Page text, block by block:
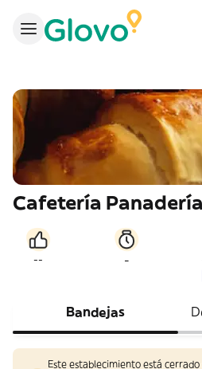
Cafetería
-- -
Bandejas
Este establecimiento está